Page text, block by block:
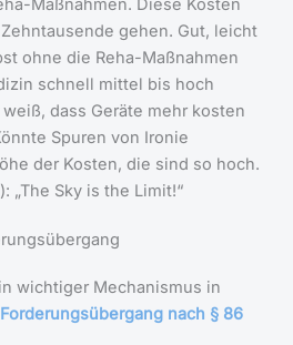
Maßnahmen. Diese Kosten
gehen. Gut, leicht
ohne die Reha-Maßnahmen
schnell mittel bis hoch
dass Geräte mehr kosten
Spuren von Ironie
der Kosten, die sind so hoch.
„The Sky is the Limit!“
wichtiger Mechanismus in
Forderungsübergang nach § 86